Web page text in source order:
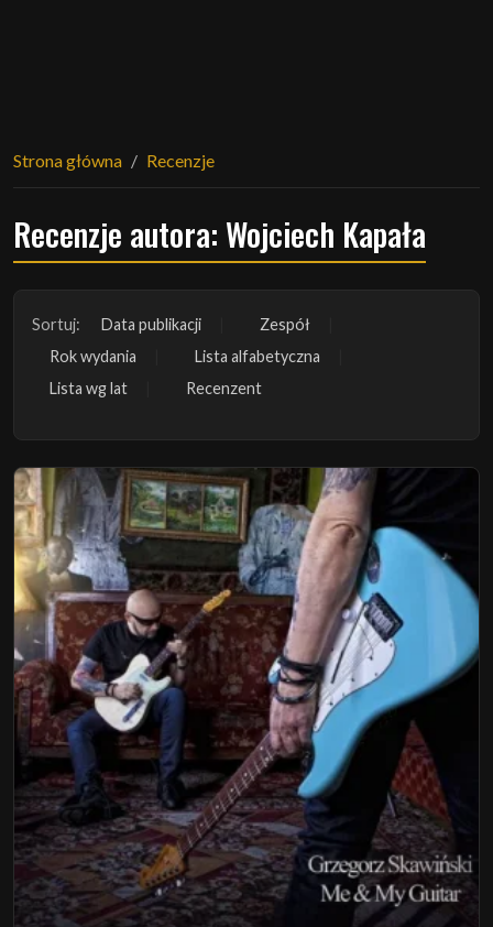
Strona główna Recenzje
Recenzje autora: Wojciech Kapała
Sortuj: Data publikacji
Zespół
Rok wydania
Lista alfabetyczna
Lista wg lat
Recenzent